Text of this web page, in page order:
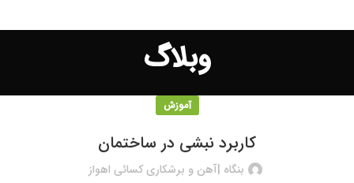
وبلاگ
آموزش
کاربرد نبشی در ساختمان
بنگاه |آهن و برشکاری کسائی اهواز